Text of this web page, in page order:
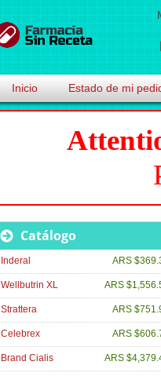
Inicio Estado de mi
Catálogo
Inderal ARS
Wellbutrin XL ARS
Strattera ARS
Celebrex ARS
Brand Cialis ARS